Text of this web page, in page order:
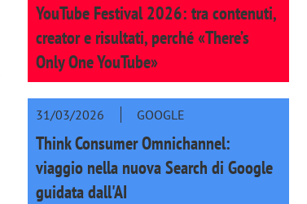
YouTube Festival 2026: tra contenuti,
creator e risultati, perché «There’s
Only One YouTube»
31/03/2026 GOOGLE
Think Consumer Omnichannel:
viaggio nella nuova Search di Google
guidata dall'AI